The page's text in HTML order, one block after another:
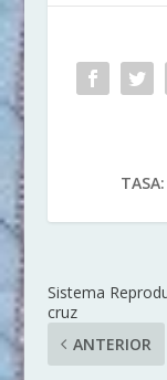
TASA:
Sistema
cruz
ANTERIOR